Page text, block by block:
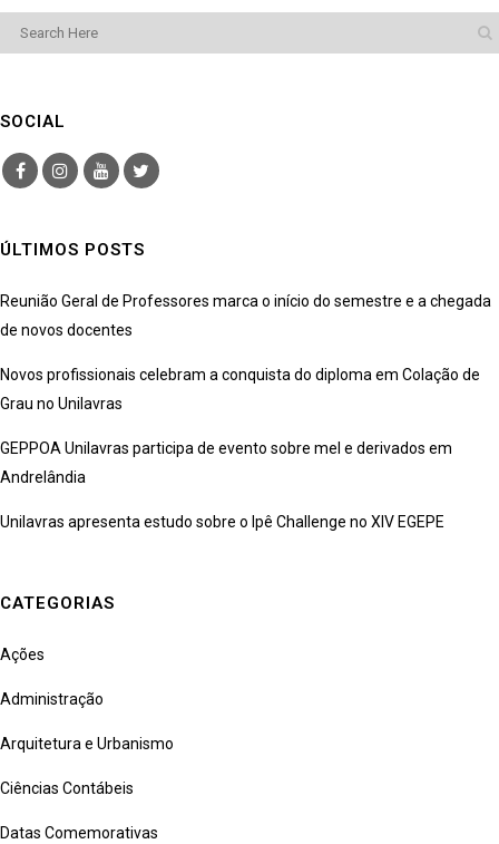
SOCIAL
ÚLTIMOS POSTS
Reunião Geral de Professores marca o início do semestre e a chegada
de novos docentes
Novos profissionais celebram a conquista do diploma em Colação de
Grau no Unilavras
GEPPOA Unilavras participa de evento sobre mel e derivados em
Andrelândia
Unilavras apresenta estudo sobre o Ipê Challenge no XIV EGEPE
CATEGORIAS
Ações
Administração
Arquitetura e Urbanismo
Ciências Contábeis
Datas Comemorativas